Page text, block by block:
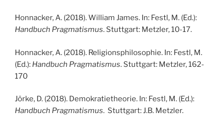
Honnacker, A. (2018). William James. In: Festl, M. (Ed.):
Handbuch Pragmatismus. Stuttgart: Metzler, 10-17.
Honnacker, A. (2018). Religionsphilosophie. In: Festl, M.
(Ed.): Handbuch Pragmatismus. Stuttgart: Metzler, 162-
170
Jörke, D. (2018). Demokratietheorie. In: Festl, M. (Ed.):
Handbuch Pragmatismus. Stuttgart: J.B. Metzler.